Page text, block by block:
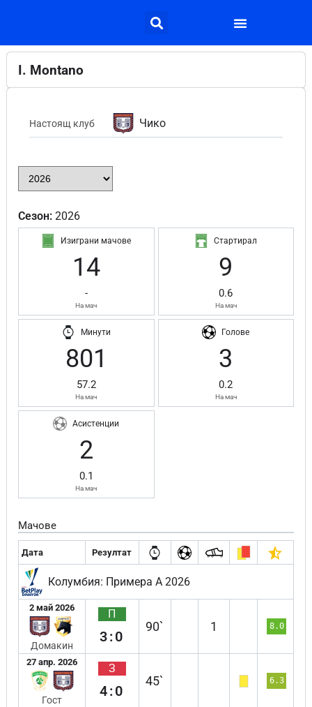
I. Montano
Настоящ клуб Чико
Сезон: 2026
Изиграни мачове
14
-
На мач
Стартирал
9
0.6
На мач
Минути
801
57.2
На мач
Голове
3
0.2
На мач
Асистенции
2
0.1
На мач
Мачове
Дата Резултат
Колумбия: Примера А 2026
2 май 2026
Домакин
П
3:0
90` 1 8.0
27 апр. 2026
Гост
З
4:0
45` 6.3